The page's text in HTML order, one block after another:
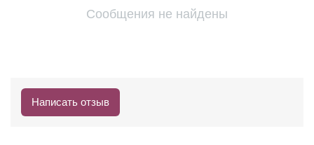
Сообщения не найдены
Написать отзыв